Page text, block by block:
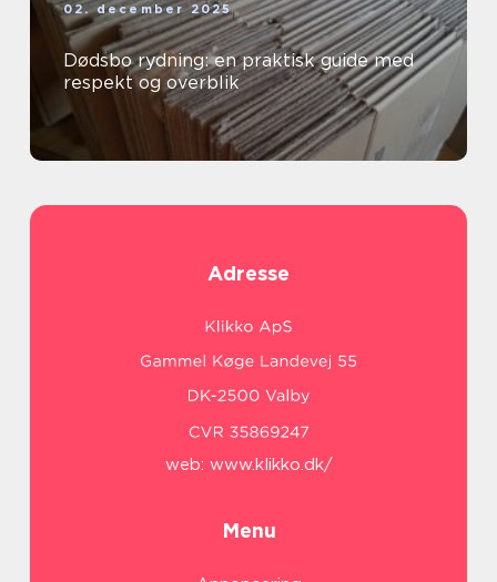
02. december 2025
Dødsbo rydning: en praktisk guide med
respekt og overblik
Adresse
web: www.klikko.dk/
Menu